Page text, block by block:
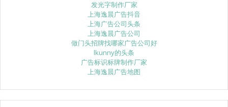
发光字制作厂家
上海逸晨广告抖音
上海广告公司头条
上海逸晨广告公司
做门头招牌找哪家广告公司好
lkunny的头条
广告标识标牌制作厂家
上海逸晨广告地图